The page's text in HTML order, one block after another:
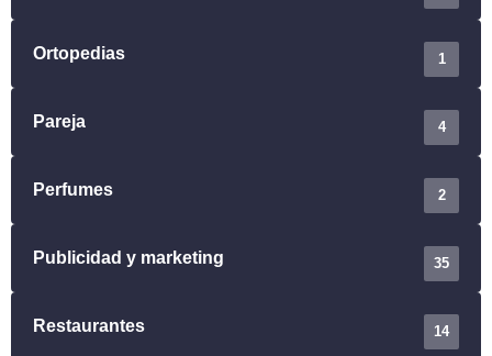
Ortopedias 1
Pareja 4
Perfumes 2
Publicidad y marketing 35
Restaurantes 14